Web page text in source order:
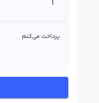
پرداخت می‌کنم